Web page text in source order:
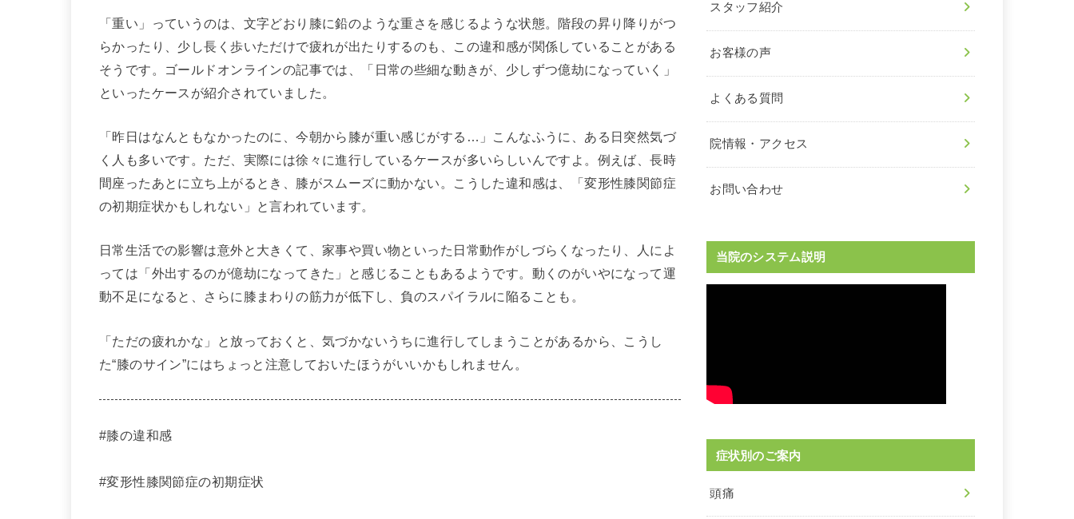
「重い」っていうのは、文字どおり膝に鉛のような重さを感じるような状態。階段の昇り降りがつ
らかったり、少し長く歩いただけで疲れが出たりするのも、この違和感が関係していることがある
そうです。ゴールドオンラインの記事では、「日常の些細な動きが、少しずつ億劫になっていく」
といったケースが紹介されていました。
「昨日はなんともなかったのに、今朝から膝が重い感じがする…」こんなふうに、ある日突然気づ
く人も多いです。ただ、実際には徐々に進行しているケースが多いらしいんですよ。例えば、長時
間座ったあとに立ち上がるとき、膝がスムーズに動かない。こうした違和感は、「変形性膝関節症
の初期症状かもしれない」と言われています。
日常生活での影響は意外と大きくて、家事や買い物といった日常動作がしづらくなったり、人によ
っては「外出するのが億劫になってきた」と感じることもあるようです。動くのがいやになって運
動不足になると、さらに膝まわりの筋力が低下し、負のスパイラルに陥ることも。
「ただの疲れかな」と放っておくと、気づかないうちに進行してしまうことがあるから、こうし
た“膝のサイン”にはちょっと注意しておいたほうがいいかもしれません。
#膝の違和感
#変形性膝関節症の初期症状
スタッフ紹介
お客様の声
よくある質問
院情報・アクセス
お問い合わせ
当院のシステム説明
症状別のご案内
頭痛